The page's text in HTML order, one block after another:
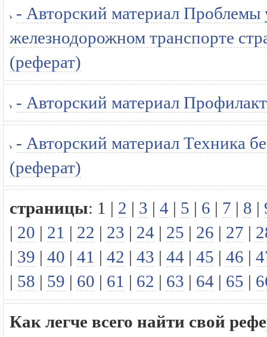
- Авторский материал Проблемы
железнодорожном транспорте
(реферат)
- Авторский материал
- Авторский материал Техника
(реферат)
страницы: 1 | 2 | 3 | 4 | 5 | 6 | 7 | 8 |
| 20 | 21 | 22 | 23 | 24 | 25 | 26 | 27 |
| 39 | 40 | 41 | 42 | 43 | 44 | 45 | 46 |
| 58 | 59 | 60 | 61 | 62 | 63 | 64 | 65 |
Как легче всего найти свой